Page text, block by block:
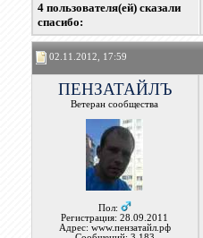
4 пользователя(ей) сказали
cпасибо:
02.11.2012, 17:59
ПЕНЗАТАЙЛЪ
Ветеран сообщества
Пол:
Регистрация: 28.09.2011
Адрес: www.пензатайл.рф